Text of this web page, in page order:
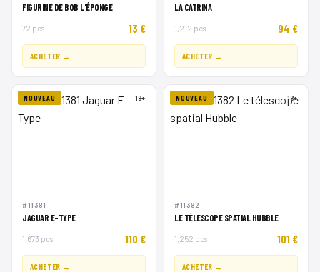
FIGURINE DE BOB L'ÉPONGE
72 pcs 13 €
ACHETER →
LA CATRINA
1,212 pcs 94 €
ACHETER →
NOUVEAU 18+
#11381
JAGUAR E-TYPE
1,673 pcs 110 €
ACHETER →
NOUVEAU 18+
#11382
LE TÉLESCOPE SPATIAL HUBBLE
1,252 pcs 101 €
ACHETER →